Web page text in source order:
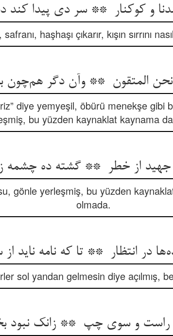
haşhaşı çıkarır, kışın sırrını
diye yemyeşil, öbürü menekşe gibi
bu yüzden kaynaklat kaynama
gönle yerleşmiş, bu yüzden
olmada.
sol yandan gelmesin diye açılmış,